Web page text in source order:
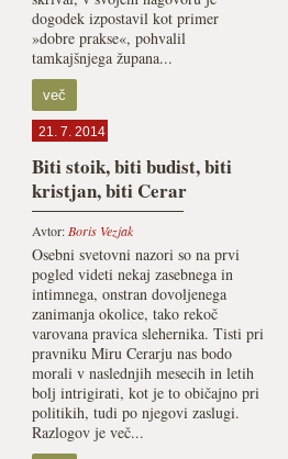
dogodek izpostavil kot primer
»dobre prakse«, pohvalil
tamkajšnjega župana...
več
21. 7. 2014
Biti stoik, biti budist, biti
kristjan, biti Cerar
Avtor: Boris Vezjak
Osebni svetovni nazori so na prvi
pogled videti nekaj zasebnega in
intimnega, onstran dovoljenega
zanimanja okolice, tako rekoč
varovana pravica slehernika. Tisti pri
pravniku Miru Cerarju nas bodo
morali v naslednjih mesecih in letih
bolj intrigirati, kot je to običajno pri
politikih, tudi po njegovi zaslugi.
Razlogov je več...